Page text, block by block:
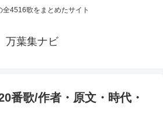
全4516歌をまとめたサイト
万葉集ナビ
番歌/作者・原文・時代・